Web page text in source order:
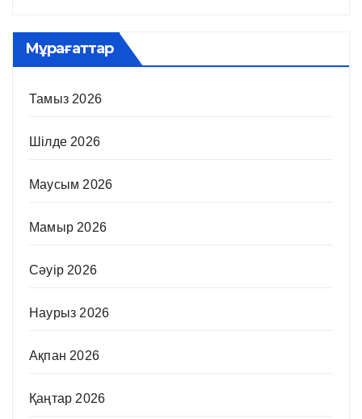
Мұрағаттар
Тамыз 2026
Шілде 2026
Маусым 2026
Мамыр 2026
Сәуір 2026
Наурыз 2026
Ақпан 2026
Қаңтар 2026